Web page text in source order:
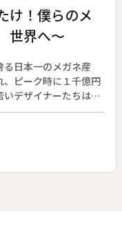
け！僕らのメ
界へ～
日本一のメガネ産
ピーク時に１千億円
デザイナーたちは苦
リジナルの眼鏡を開
◆鯖江を拠点とする
。番組では、彼ら３
製造の技術や工程を